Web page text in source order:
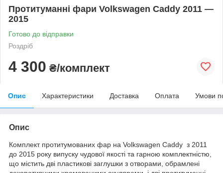
Протитуманні фари Volkswagen Caddy 2011 —
2015
Готово до відправки
Роздріб
4 300 ₴/комплект
Опис Характеристики Доставка Оплата Умови
Опис
Комплект протитумованих фар на Volkswagen Caddy з 2011
до 2015 року випуску чудової якості та гарною комплектністю,
що містить дві пластикові заглушки з отворами, обрамлені